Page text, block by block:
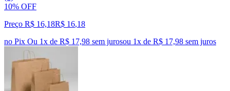
10% OFF
Preço R$ 16,18R$ 16,18
no Pix Ou 1x de R$ 17,98 sem jurosou 1x de R$ 17,98 sem juros